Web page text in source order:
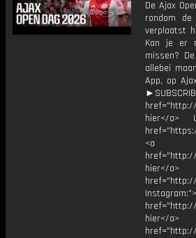
De Ajax
rondom
verplaatst
Kan je er
missen?
allebei
App, op
hier</a>
<a
hier</
hier</